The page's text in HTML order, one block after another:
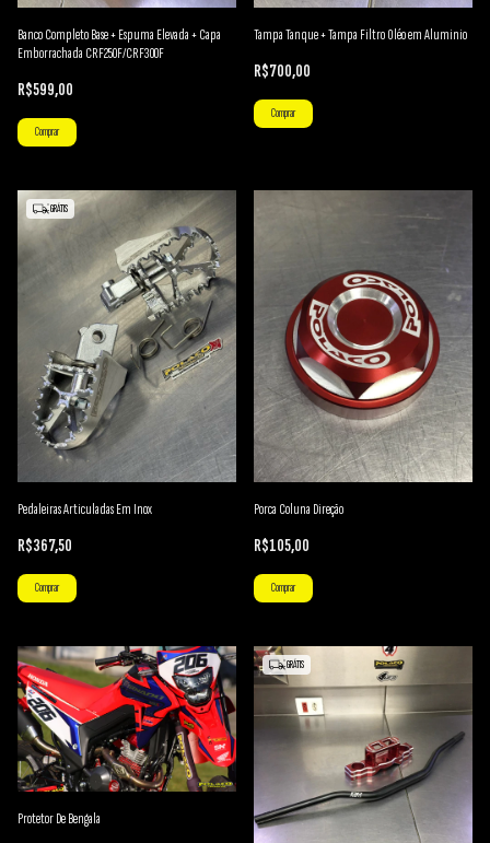
Banco Completo Base + Espuma Elevada + Capa
Emborrachada CRF250F/CRF300F
R$599,00
Comprar
Tampa Tanque + Tampa Filtro Oléo em Aluminio
R$700,00
Comprar
GRÁTIS
Pedaleiras Articuladas Em Inox
R$367,50
Porca Coluna Direção
R$105,00
Comprar
Protetor De Bengala
GRÁTIS